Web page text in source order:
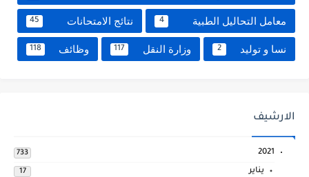
معامل التحاليل الطبية 4 نتائج الامتحانات 45
نسا و توليد 2 وزارة النقل 117 وظائف 118
الارشيف
2021
733
يناير 17